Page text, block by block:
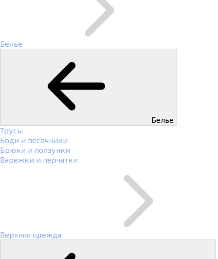
Белье
Белье
Трусы
Боди и песочники
Брюки и ползунки
Варежки и перчатки
Верхняя одежда